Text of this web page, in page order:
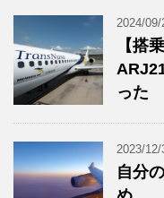
2024/09/
【搭
った
2023/12/
自分